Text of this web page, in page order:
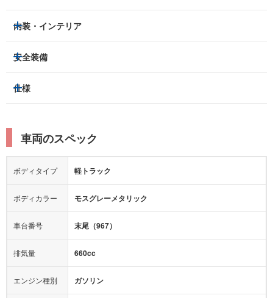
エアコン：あり
キーレス
盗難防止装置
パーキングアシスト
クルーズコントロール
ターボチャージャー
LEDヘッドライト
アルミホイール：-
サンルーフ/ガラスルーフ
ルーフレール
エアロパーツ
ローダウン
内装・インテリア
3列シート
ベンチシート
パワーシート
シートヒーター
カーナビ：-
ミュージックプレイヤー接続可
後席モニター
安全装備
トラクションコントロール
レーンキープアシスト
横滑り防止装置
衝突被害軽減プレーキ
カメラ：-
エアバッグ：
ダブルエアバッグ
衝撃緩和ヘッドレスト
サポカー
アクセル踏み間違い（誤発進）防止装置
仕様
車両のスペック
ボディタイプ 軽トラック
ボディカラー モスグレーメタリック
車台番号 末尾（967）
排気量 660cc
エンジン種別 ガソリン